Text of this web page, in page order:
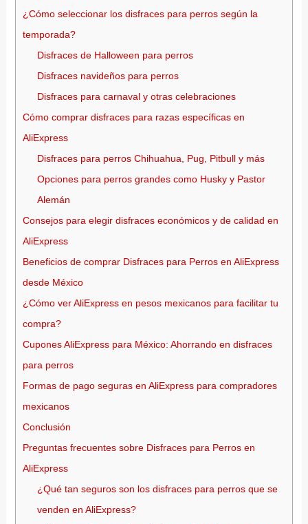
¿Cómo seleccionar los disfraces para perros según la
temporada?
Disfraces de Halloween para perros
Disfraces navideños para perros
Disfraces para carnaval y otras celebraciones
Cómo comprar disfraces para razas específicas en
AliExpress
Disfraces para perros Chihuahua, Pug, Pitbull y más
Opciones para perros grandes como Husky y Pastor
Alemán
Consejos para elegir disfraces económicos y de calidad en
AliExpress
Beneficios de comprar Disfraces para Perros en AliExpress
desde México
¿Cómo ver AliExpress en pesos mexicanos para facilitar tu
compra?
Cupones AliExpress para México: Ahorrando en disfraces
para perros
Formas de pago seguras en AliExpress para compradores
mexicanos
Conclusión
Preguntas frecuentes sobre Disfraces para Perros en
AliExpress
¿Qué tan seguros son los disfraces para perros que se
venden en AliExpress?